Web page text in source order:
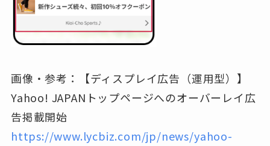
画像・参考：【ディスプレイ広告（運用型）】
Yahoo! JAPANトップページへのオーバーレイ広
告掲載開始
https://www.lycbiz.com/jp/news/yahoo-